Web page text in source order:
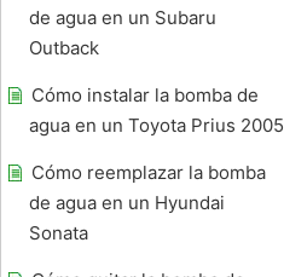
de agua en un Subaru
Outback
Cómo instalar la bomba de
agua en un Toyota Prius 2005
Cómo reemplazar la bomba
de agua en un Hyundai
Sonata